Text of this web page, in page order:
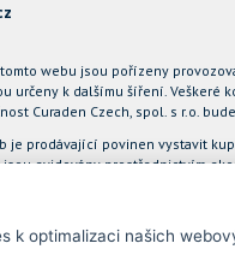
webu jsou pořízeny
určeny k dalšímu šíření.
Curaden Czech, spol. s r.o.
je prodávající povinen vystavit
evidovány prostřednictvím
k optimalizaci našich